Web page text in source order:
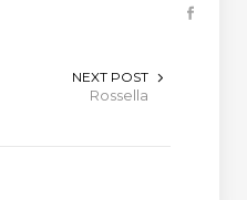
NEXT POST
Rossella